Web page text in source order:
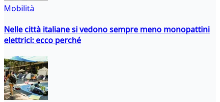
Mobilità
Nelle città italiane si vedono sempre meno monopattini
elettrici: ecco perché